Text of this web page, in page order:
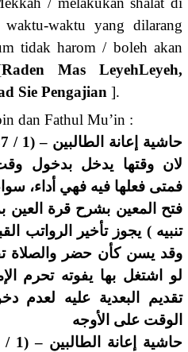
waktu yang dilarang
tidak harom / boleh akan
Raden Mas LeyehLeyeh,
Sie Pengajian ].
dan Fathul Mu’in :
لان وقتها يدخل بدخول
فمتى فعلها فيه فهي أداء،
تنبيه ) يجوز تأخير الرواتب
وقد يسن كأن حضر والصلاة
لو اشتغل بها يفوته تحرم
تقديم البعدية عليه لعدم
الوقت على الأوجه